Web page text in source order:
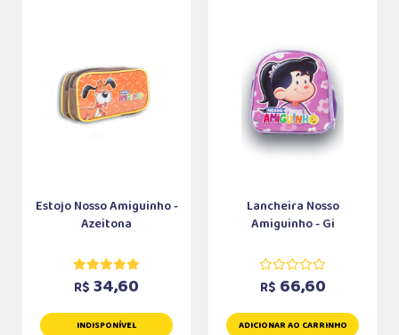
Estojo Nosso Amiguinho -
Azeitona
R$ 34,60
INDISPONÍVEL
Lancheira Nosso
Amiguinho - Gi
R$ 66,60
ADICIONAR AO CARRINHO